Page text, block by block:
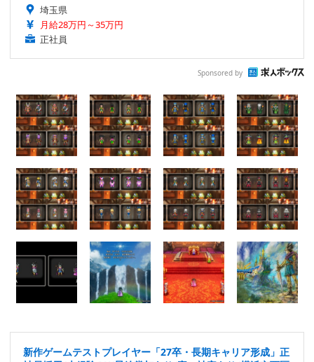
埼玉県
月給28万円～35万円
正社員
Sponsored by
新作ゲームテストプレイヤー「27卒・長期キャリア形成」正